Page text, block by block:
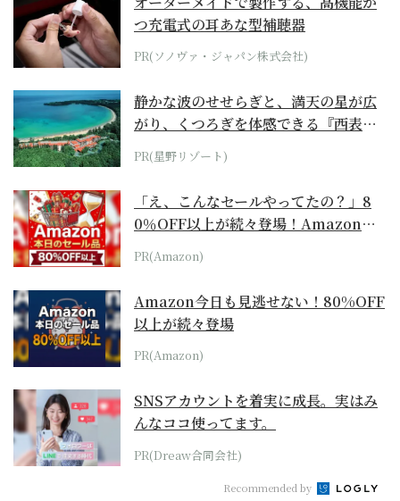
つ充電式の耳あな型補聴器
PR(ソノヴァ・ジャパン株式会社)
静かな波のせせらぎと、満天の星が広
がり、くつろぎを体感できる『西表島
ホテル by...
PR(星野リゾート)
「え、こんなセールやってたの？」8
0％OFF以上が続々登場！Amazonの
本気が...
PR(Amazon)
Amazon今日も見逃せない！80%OFF
以上が続々登場
PR(Amazon)
SNSアカウントを着実に成長。実はみ
んなココ使ってます。
PR(Dreaw合同会社)
Recommended by